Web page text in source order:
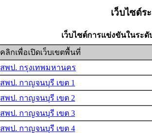
เว็บไซต์ร
เว็บไซต์การแข่งขันในระ
คลิกเพื่อเปิดเว็บเขตพื้นที่
สพป. กรุงเทพมหานคร
สพป. กาญจนบุรี เขต 1
สพป. กาญจนบุรี เขต 2
สพป. กาญจนบุรี เขต 3
สพป. กาญจนบุรี เขต 4